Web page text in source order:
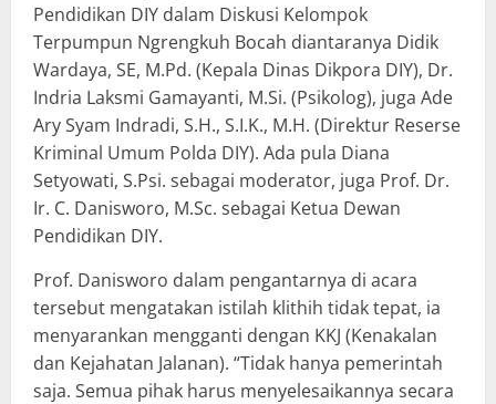
Pendidikan DIY dalam Diskusi Kelompok
Terpumpun Ngrengkuh Bocah diantaranya Didik
Wardaya, SE, M.Pd. (Kepala Dinas Dikpora DIY), Dr.
Indria Laksmi Gamayanti, M.Si. (Psikolog), juga Ade
Ary Syam Indradi, S.H., S.I.K., M.H. (Direktur Reserse
Kriminal Umum Polda DIY). Ada pula Diana
Setyowati, S.Psi. sebagai moderator, juga Prof. Dr.
Ir. C. Danisworo, M.Sc. sebagai Ketua Dewan
Pendidikan DIY.
Prof. Danisworo dalam pengantarnya di acara
tersebut mengatakan istilah klithih tidak tepat, ia
menyarankan mengganti dengan KKJ (Kenakalan
dan Kejahatan Jalanan). “Tidak hanya pemerintah
saja. Semua pihak harus menyelesaikannya secara